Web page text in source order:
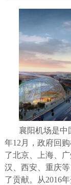
襄阳机场是中
年12月，政府回
了北京、上海、
汉、西安、重庆
了贡献。从2016